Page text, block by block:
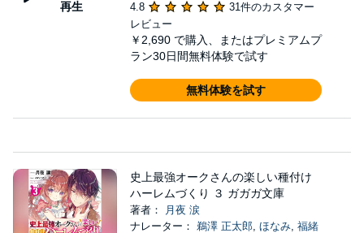
再生 4.8
31件のカスタマー
レビュー
￥2,690 で購入、またはプレミアムプ
ラン30日間無料体験で試す
無料体験を試す
史上最強オークさんの楽しい種付け
ハーレムづくり ３ ガガガ文庫
著者：
月夜 涙
ナレーター： 鵜澤 正太郎, ほなみ, 福緒